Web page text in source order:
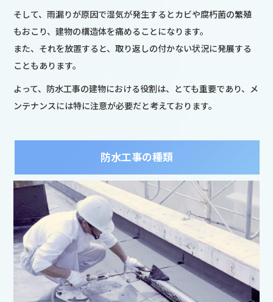
そして、雨漏りが原因で湿気が発生するとカビや腐朽菌の繁殖
もおこり、建物の構造体を痛めることになります。
また、それを放置すると、取り返しの付かない状況に発展する
こともあります。
よって、防水工事の建物における役割は、とても重要であり、メ
ンテナンスには特に注意が必要だと考えております。
防水工事の種類